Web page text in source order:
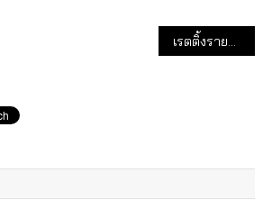
เรตติ้งรายการเด่นประจำวัน (21 ธ.ค.64)